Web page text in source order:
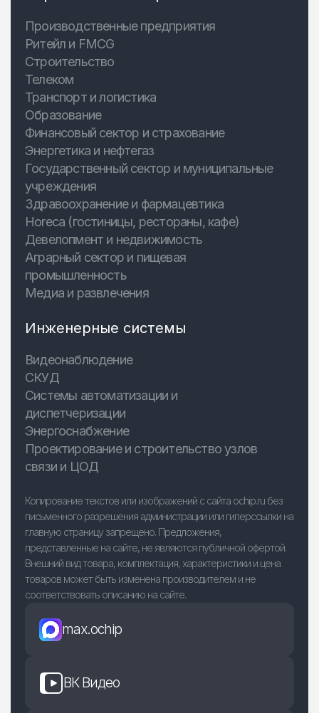
Производственные предприятия
Ритейл и FMCG
Строительство
Телеком
Транспорт и логистика
Образование
Финансовый сектор и страхование
Энергетика и нефтегаз
Государственный сектор и муниципальные
учреждения
Здравоохранение и фармацевтика
Horeca (гостиницы, рестораны, кафе)
Девелопмент и недвижимость
Аграрный сектор и пищевая
промышленность
Медиа и развлечения
Инженерные системы
Видеонаблюдение
СКУД
Системы автоматизации и
диспетчеризации
Энергоснабжение
Проектирование и строительство узлов
связи и ЦОД
Копирование текстов или изображений с сайта ochip.ru без
письменного разрешения администрации или гиперссылки на
главную страницу запрещено. Предложения,
представленные на сайте, не являются публичной офертой.
Внешний вид товара, комплектация, характеристики и цена
товаров может быть изменена производителем и не
соответствовать описанию на сайте.
max.ochip
ВК Видео